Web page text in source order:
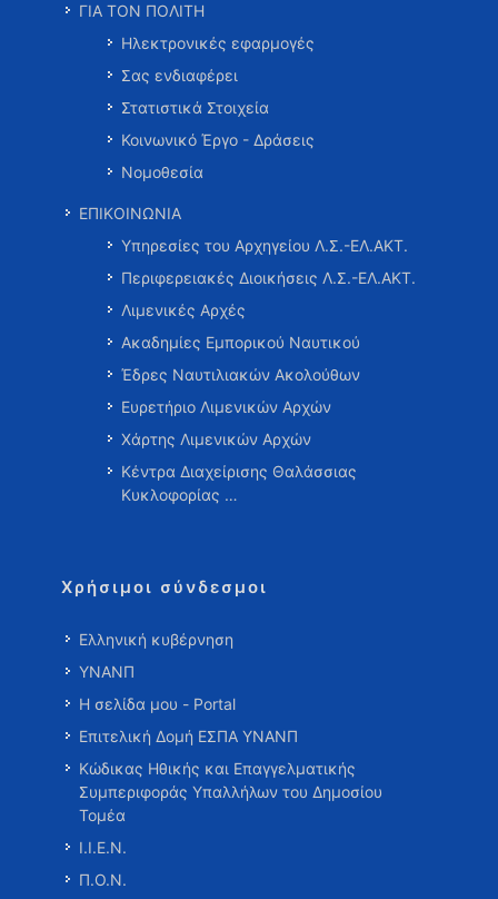
ΓΙΑ ΤΟΝ ΠΟΛΙΤΗ
Ηλεκτρονικές εφαρμογές
Σας ενδιαφέρει
Στατιστικά Στοιχεία
Κοινωνικό Έργο - Δράσεις
Νομοθεσία
ΕΠΙΚΟΙΝΩΝΙΑ
Υπηρεσίες του Αρχηγείου Λ.Σ.-ΕΛ.ΑΚΤ.
Περιφερειακές Διοικήσεις Λ.Σ.-ΕΛ.ΑΚΤ.
Λιμενικές Αρχές
Ακαδημίες Εμπορικού Ναυτικού
Έδρες Ναυτιλιακών Ακολούθων
Ευρετήριο Λιμενικών Αρχών
Χάρτης Λιμενικών Αρχών
Κέντρα Διαχείρισης Θαλάσσιας
Κυκλοφορίας …
Χρήσιμοι σύνδεσμοι
Ελληνική κυβέρνηση
ΥΝΑΝΠ
Η σελίδα μου - Portal
Επιτελική Δομή ΕΣΠΑ ΥΝΑΝΠ
Κώδικας Ηθικής και Επαγγελματικής
Συμπεριφοράς Υπαλλήλων του Δημοσίου
Τομέα
Ι.Ι.Ε.Ν.
Π.Ο.Ν.